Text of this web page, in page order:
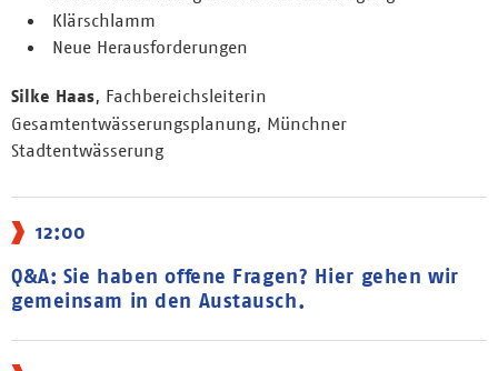
Klärschlamm
Neue Herausforderungen
Silke Haas, Fachbereichsleiterin
Gesamtentwässerungsplanung, Münchner
Stadtentwässerung
12:00
Q&A: Sie haben offene Fragen? Hier gehen wir
gemeinsam in den Austausch.